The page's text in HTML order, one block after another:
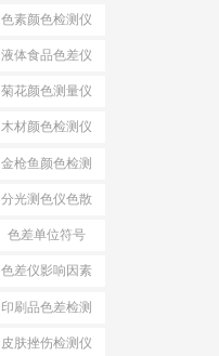
色素颜色检测仪
液体食品色差仪
菊花颜色测量仪
木材颜色检测仪
金枪鱼颜色检测
仪
分光测色仪色散
系统
色差单位符号
色差仪影响因素
印刷品色差检测
仪
皮肤挫伤检测仪